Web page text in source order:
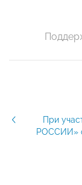
При
РОССИИ»